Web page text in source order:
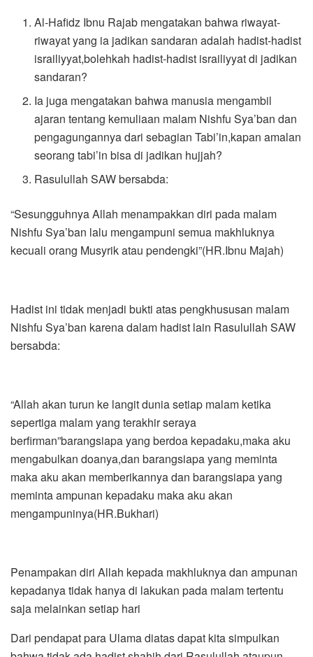
Al-Hafidz Ibnu Rajab mengatakan bahwa riwayat-
riwayat yang ia jadikan sandaran adalah hadist-hadist
israiliyyat,bolehkah hadist-hadist israiliyyat di jadikan
sandaran?
Ia juga mengatakan bahwa manusia mengambil
ajaran tentang kemuliaan malam Nishfu Sya’ban dan
pengagungannya dari sebagian Tabi’in,kapan amalan
seorang tabi’in bisa di jadikan hujjah?
Rasulullah SAW bersabda:
“Sesungguhnya Allah menampakkan diri pada malam
Nishfu Sya’ban lalu mengampuni semua makhluknya
kecuali orang Musyrik atau pendengki”(HR.Ibnu Majah)
Hadist ini tidak menjadi bukti atas pengkhususan malam
Nishfu Sya’ban karena dalam hadist lain Rasulullah SAW
bersabda:
“Allah akan turun ke langit dunia setiap malam ketika
sepertiga malam yang terakhir seraya
berfirman”barangsiapa yang berdoa kepadaku,maka aku
mengabulkan doanya,dan barangsiapa yang meminta
maka aku akan memberikannya dan barangsiapa yang
meminta ampunan kepadaku maka aku akan
mengampuninya(HR.Bukhari)
Penampakan diri Allah kepada makhluknya dan ampunan
kepadanya tidak hanya di lakukan pada malam tertentu
saja melainkan setiap hari
Dari pendapat para Ulama diatas dapat kita simpulkan